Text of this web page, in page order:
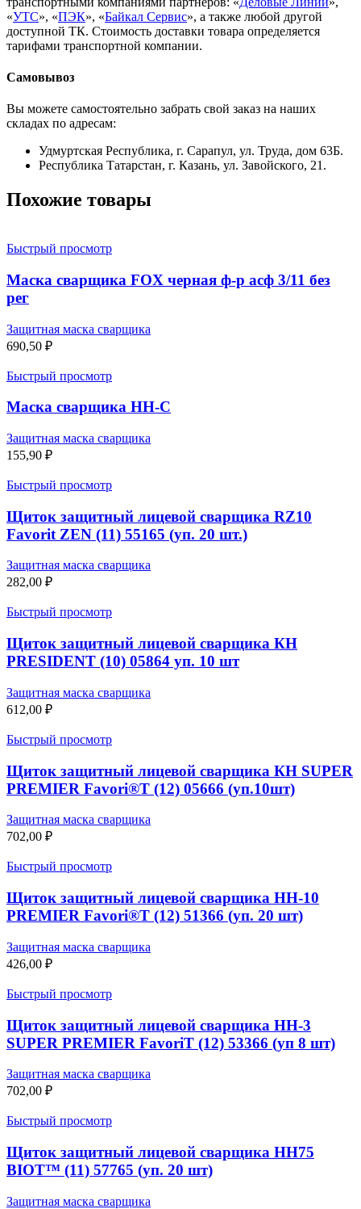
«УТС», «ПЭК», «Байкал Сервис», а также любой другой
доступной ТК. Стоимость доставки товара определяется
тарифами транспортной компании.
Самовывоз
Вы можете самостоятельно забрать свой заказ на наших
складах по адресам:
Удмуртская Республика, г. Сарапул, ул. Труда, дом 63Б.
Республика Татарстан, г. Казань, ул. Завойского, 21.
Похожие товары
Быстрый просмотр
Маска сварщика FOX черная ф-р асф 3/11 без
рег
Защитная маска сварщика
690,50 ₽
Быстрый просмотр
Маска сварщика НН-С
Защитная маска сварщика
155,90 ₽
Быстрый просмотр
Щиток защитный лицевой сварщика RZ10
Favorit ZEN (11) 55165 (уп. 20 шт.)
Защитная маска сварщика
282,00 ₽
Быстрый просмотр
Щиток защитный лицевой сварщика КН
PRESIDENT (10) 05864 уп. 10 шт
Защитная маска сварщика
612,00 ₽
Быстрый просмотр
Щиток защитный лицевой сварщика КН SUPER
PREMIER Favori®T (12) 05666 (уп.10шт)
Защитная маска сварщика
702,00 ₽
Быстрый просмотр
Щиток защитный лицевой сварщика НН-10
PREMIER Favori®T (12) 51366 (уп. 20 шт)
Защитная маска сварщика
426,00 ₽
Быстрый просмотр
Щиток защитный лицевой сварщика НН-3
SUPER PREMIER FavoriT (12) 53366 (уп 8 шт)
Защитная маска сварщика
702,00 ₽
Быстрый просмотр
Щиток защитный лицевой сварщика НН75
BIOT™ (11) 57765 (уп. 20 шт)
Защитная маска сварщика